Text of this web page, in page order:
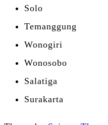
Solo
Temanggung
Wonogiri
Wonosobo
Salatiga
Surakarta